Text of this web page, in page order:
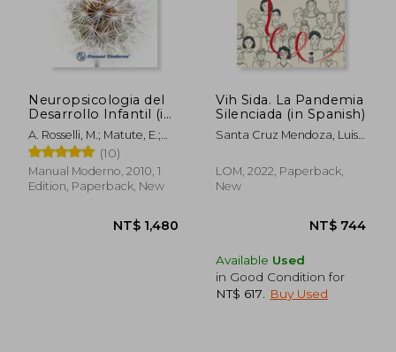
NT$ 1,716 NT$
Neuropsicologia del
Desarrollo Infantil (in
Spanish)
A. Rosselli, M.; Matute, E.;
Ardila
(10)
Manual Moderno, 2010, 1
Edition, Paperback, New
Vih Sida. La Pandemia
Silenciada (in Spanish)
Santa Cruz Mendoza, Luis
Fernando Nemesio
LOM, 2022, Paperback,
New
Available Used
in Good Condition for
NT$ 617
Buy Used